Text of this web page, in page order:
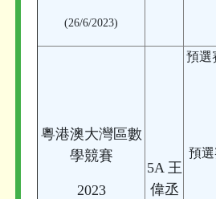
(26/6/2023)
粵港澳大灣區數
學競賽
2023
5A 王
偉丞
預選
預